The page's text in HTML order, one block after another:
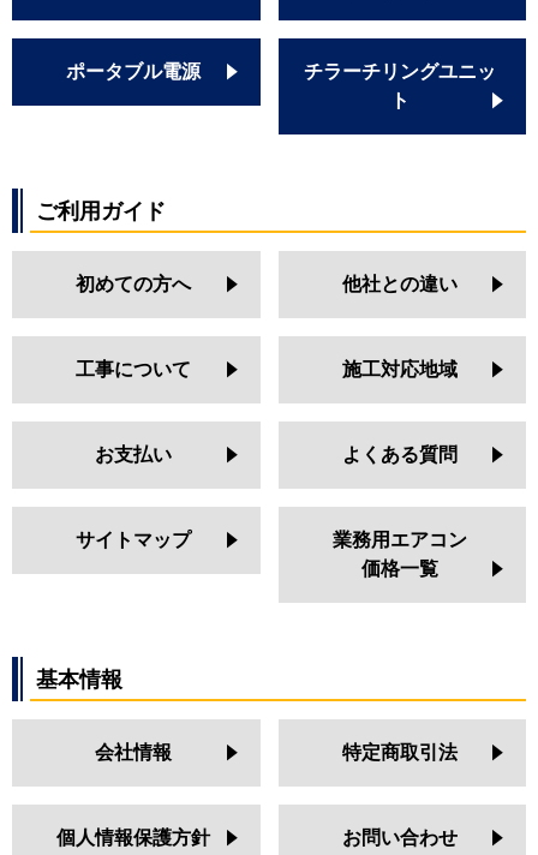
ポータブル電源
チラーチリングユニッ
ト
ご利用ガイド
初めての方へ 他社との違い
工事について 施工対応地域
お支払い よくある質問
サイトマップ
業務用エアコン
価格一覧
基本情報
会社情報 特定商取引法
個人情報保護方針 お問い合わせ